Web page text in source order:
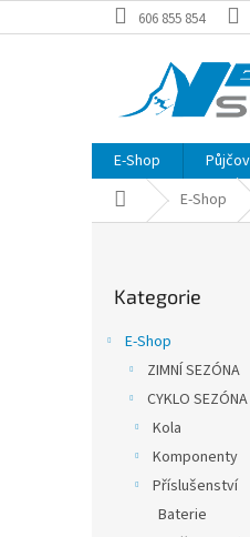
na
606 855 854
E-Shop
Domů E-Shop
kategorie
Kategorie
E-Shop
ZIMNÍ SEZÓNA
CYKLO SEZÓNA
Kola
Komponenty
Příslušenství
Baterie